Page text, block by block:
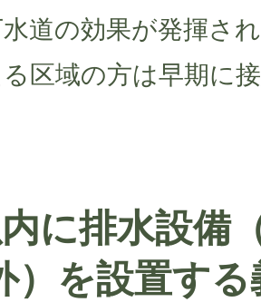
道の効果が発揮さ
区域の方は早期に
に排水設備
）を設置する